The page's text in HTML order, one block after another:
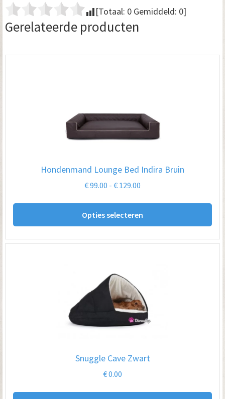
[Totaal: 0 Gemiddeld: 0]
Gerelateerde producten
Hondenmand Lounge Bed Indira Bruin
€99.00 - € 129.00
€ 129.00
Opties selecteren
Dit
Snuggle Cave Zwart
€0.00